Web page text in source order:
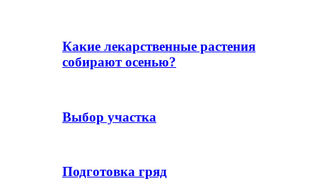
Какие лекарственные растения
собирают осенью?
Выбор участка
Подготовка гряд